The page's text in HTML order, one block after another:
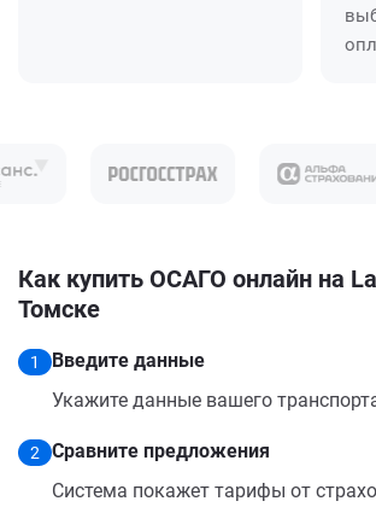
Как купить ОСАГО онлайн на
Томске
1
Введите данные
Укажите данные вашего
2
Сравните предложения
Система покажет тарифы от